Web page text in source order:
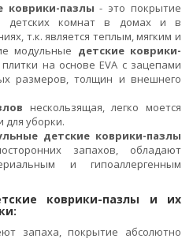
коврики-пазлы - это покрытие
детских комнат в домах и в
т.к. является теплым, мягким и
модульные детские коврики-
на основе EVA с зацепами
размеров, толщин и внешнего
нескользящая, легко моется
уборки.
детские коврики-пазлы
запахов, обладают
и гипоаллергенным
коврики-пазлы и их
запаха, покрытие абсолютно